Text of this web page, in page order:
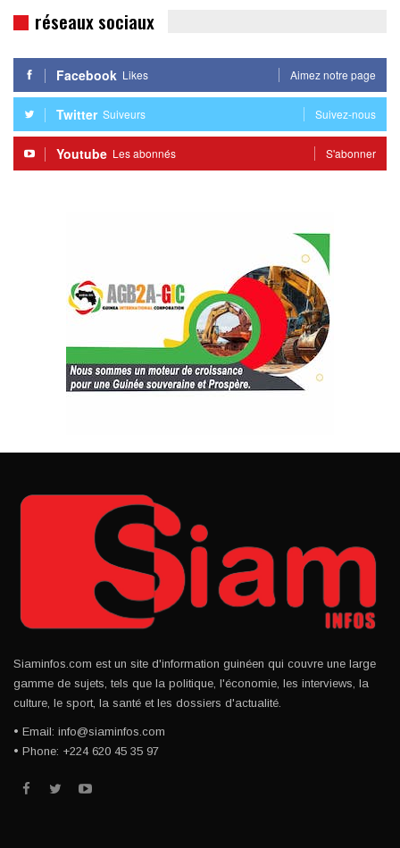
réseaux sociaux
Facebook Likes Aimez notre page
Twitter Suiveurs Suivez-nous
Youtube Les abonnés S'abonner
Siaminfos.com est un site d'information guinéen qui couvre une large
gamme de sujets, tels que la politique, l'économie, les interviews, la
culture, le sport, la santé et les dossiers d'actualité.
• Email: info@siaminfos.com
• Phone: +224 620 45 35 97